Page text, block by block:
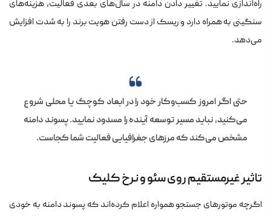
راه‌اندازی نمایید. تغییر دادن دامنه در سال‌های بعدی فعالیت، هزینه‌های
سنگینی به همراه دارد و ریسک از دست رفتن هویت برند را به شدت افزایش
می‌دهد.
حتی اگر امروز کسب‌وکار خود را در ابعاد کوچک یا محلی شروع
می‌کنید، نباید مسیر توسعه آینده را مسدود نمایید. پسوند دامنه
مشخص می‌کند که مرزهای جغرافیایی فعالیت شما کجاست.
تاثیر غیرمستقیم روی سئو و نرخ کلیک
اگرچه موتورهای جستجو همواره اعلام کرده‌اند که پسوند دامنه به خودی